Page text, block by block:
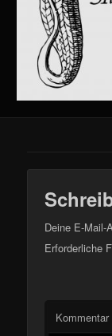
Deine E-Mail-
Erforderliche
Kommentar